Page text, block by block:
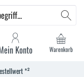
*²
Warenkorb
Konto